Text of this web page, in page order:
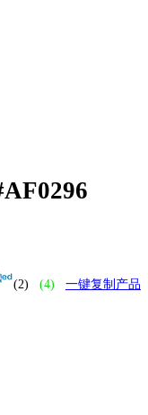
(2) (4) 一键复制产品